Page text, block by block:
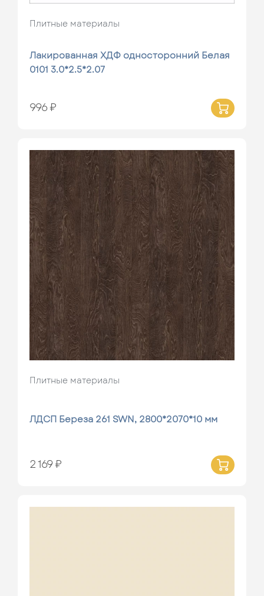
Плитные материалы
Лакированная ХДФ односторонний Белая
0101 3.0*2.5*2.07
996 ₽
Плитные материалы
ЛДСП Береза 261 SWN, 2800*2070*10 мм
2 169 ₽